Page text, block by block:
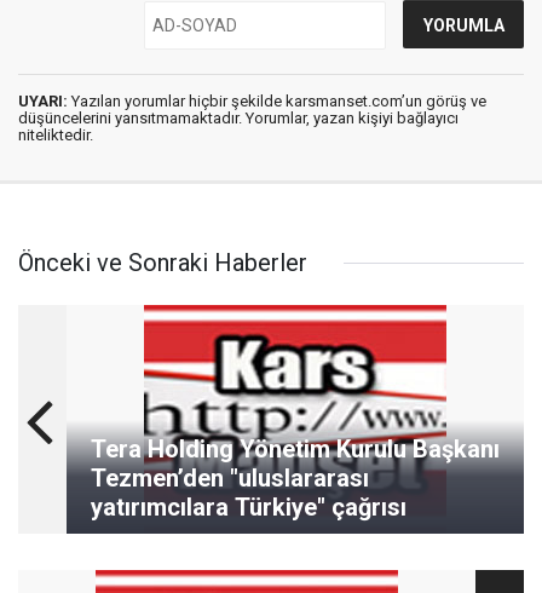
UYARI: Yazılan yorumlar hiçbir şekilde karsmanset.com’un görüş ve
düşüncelerini yansıtmamaktadır. Yorumlar, yazan kişiyi bağlayıcı
niteliktedir.
Önceki ve Sonraki Haberler
Tera Holding Yönetim Kurulu Başkanı
Tezmen’den "uluslararası
yatırımcılara Türkiye" çağrısı